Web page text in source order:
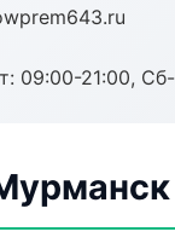
09:00-21:00,